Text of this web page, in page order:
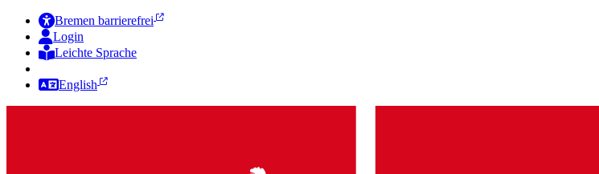
Bremen barrierefrei
Login
Leichte Sprache
English